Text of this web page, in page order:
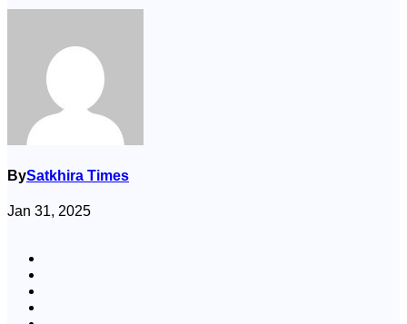
BySatkhira Times
Jan 31, 2025